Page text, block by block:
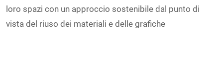
loro spazi con un approccio sostenibile dal punto di
vista del riuso dei materiali e delle grafiche